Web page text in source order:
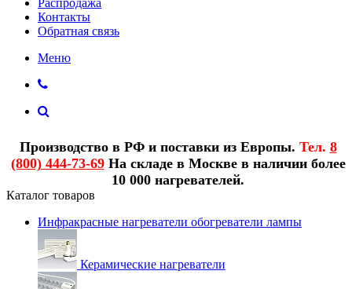
Распродажа
Контакты
Обратная связь
Меню
Производство в РФ и поставки из Европы. Тел. 8
(800) 444-73-69На складе в Москве в наличии более
10 000 нагревателей.
Каталог товаров
Инфракрасные нагреватели обогреватели лампы
Керамические нагреватели